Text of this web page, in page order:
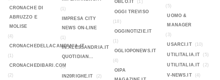
CRONACHE DI
ABRUZZO E
MOLISE
(4)
CRONACHEDELLACAMPANIA.IT
(1)
CRONACHEDIBARI.COM
(2)
(1)
IMPRESA CITY
NEWS ON-LINE
(1)
IN.ALESSANDRIA.IT
QUOTIDIAN...
(1)
IN20RIGHE.IT
(2)
OBLO.IT
(1)
OGGI TREVISO
(18)
OGGINOTIZIE.IT
(1)
OGLIOPONEWS.IT
(4)
OIPA
(5)
UOMO &
MANAGER
(3)
USARCI.IT
(10)
UTILITALIA.IT (5)
UTILITALIA.IT (2)
V-NEWS.IT (4)